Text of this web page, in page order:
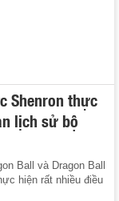
Shenron thực
lịch sử bộ
Ball và Dragon Ball
hiện rất nhiều điều